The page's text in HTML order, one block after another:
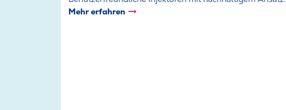
Mehr erfahren